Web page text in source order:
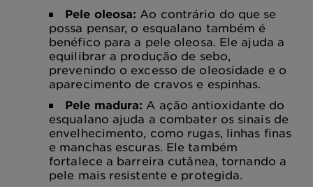
Pele oleosa: Ao contrário do que se
possa pensar, o esqualano também é
benéfico para a pele oleosa. Ele ajuda a
equilibrar a produção de sebo,
prevenindo o excesso de oleosidade e o
aparecimento de cravos e espinhas.
Pele madura: A ação antioxidante do
esqualano ajuda a combater os sinais de
envelhecimento, como rugas, linhas finas
e manchas escuras. Ele também
fortalece a barreira cutânea, tornando a
pele mais resistente e protegida.